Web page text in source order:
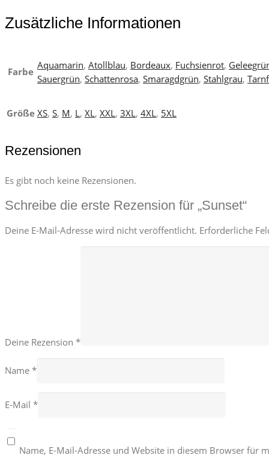
Zusätzliche Informationen
Farbe
Aquamarin, Atollblau, Bordeaux, Fuchsienrot,
Sauergrün, Schattenrosa, Smaragdgrün, Stahlgrau,
Größe XS, S, M, L, XL, XXL, 3XL, 4XL, 5XL
Rezensionen
Es gibt noch keine Rezensionen.
Schreibe die erste Rezension für „Sunset“
Deine E-Mail-Adresse wird nicht veröffentlicht. Erforderliche
Deine Rezension *
Name *
E-Mail *
Name, E-Mail-Adresse und Website in diesem Browser für